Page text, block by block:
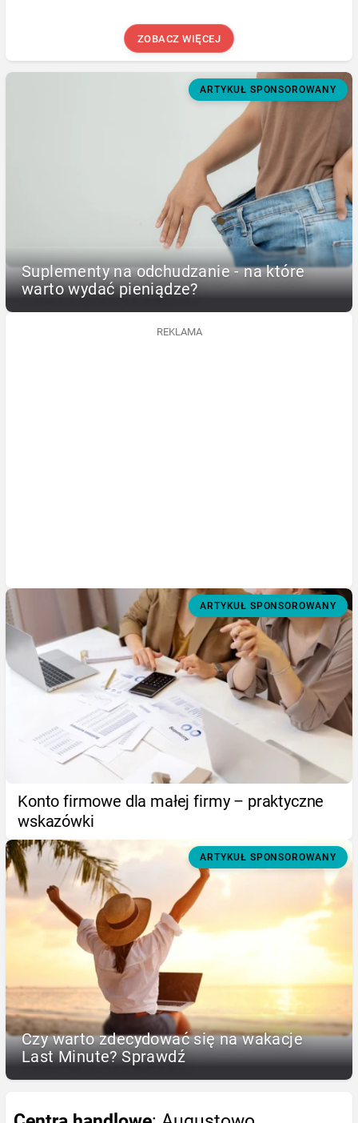
ZOBACZ WIĘCEJ
ARTYKUŁ SPONSOROWANY
Suplementy na odchudzanie - na które
warto wydać pieniądze?
REKLAMA
ARTYKUŁ SPONSOROWANY
Konto firmowe dla małej firmy – praktyczne
wskazówki
ARTYKUŁ SPONSOROWANY
Czy warto zdecydować się na wakacje
Last Minute? Sprawdź